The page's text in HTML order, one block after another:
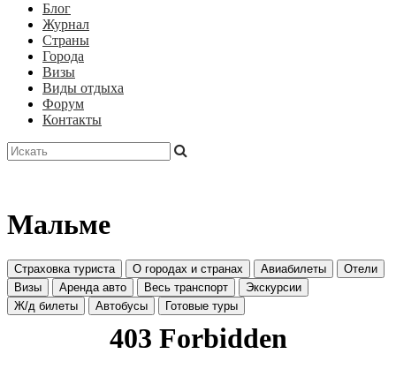
Блог
Журнал
Страны
Города
Визы
Виды отдыха
Форум
Контакты
Мальме
Страховка туриста О городах и странах Авиабилеты
Отели
Визы
Аренда авто Весь транспорт
Экскурсии
Ж/д билеты
Автобусы Готовые туры